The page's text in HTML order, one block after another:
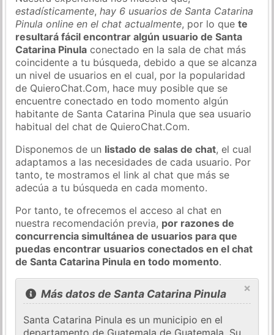
estadísticamente,hay 6 usuarios de Santa Catarina
Pinula online en el chat actualmente, por lo quete
resultará fácil encontrar algún usuario de Santa
Catarina Pinula conectado en la sala de chat más
coincidente a tu búsqueda, debido a que se alcanza
un nivel de usuarios en el cual, por la popularidad
de QuieroChat.Com, hace muy posible que se
encuentre conectado en todo momento algún
habitante de Santa Catarina Pinula que sea usuario
habitual del chat de QuieroChat.Com.
Disponemos de un listado de salas de chat, el cual
adaptamos a las necesidades de cada usuario. Por
tanto, te mostramos el link al chat que más se
adecúa a tu búsqueda en cada momento.
Por tanto, te ofrecemos el acceso al chat en
nuestra recomendación previa, por razones de
concurrencia simultánea de usuarios para que
puedas encontrar usuarios conectados en el chat
de Santa Catarina Pinula en todo momento.
×
Más datos de Santa Catarina Pinula
Santa Catarina Pinula es un municipio en el